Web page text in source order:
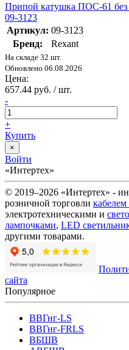
Припой катушка ПОС-61 без
09-3123
Артикул: 09-3123
Бренд:
Rexant
На складе 32 шт.
Обновлено 06.08.2026
Цена:
657.44 руб. / шт.
-
+
Купить
×
Войти
«Интертех»
© 2019–2026 «Интертех» -
розничной торговли
электротехническими и
лампочками, LED
другими товарами.
сайта
Популярное
ВВГнг-LS
ВВГнг-FRLS
ВБШВ